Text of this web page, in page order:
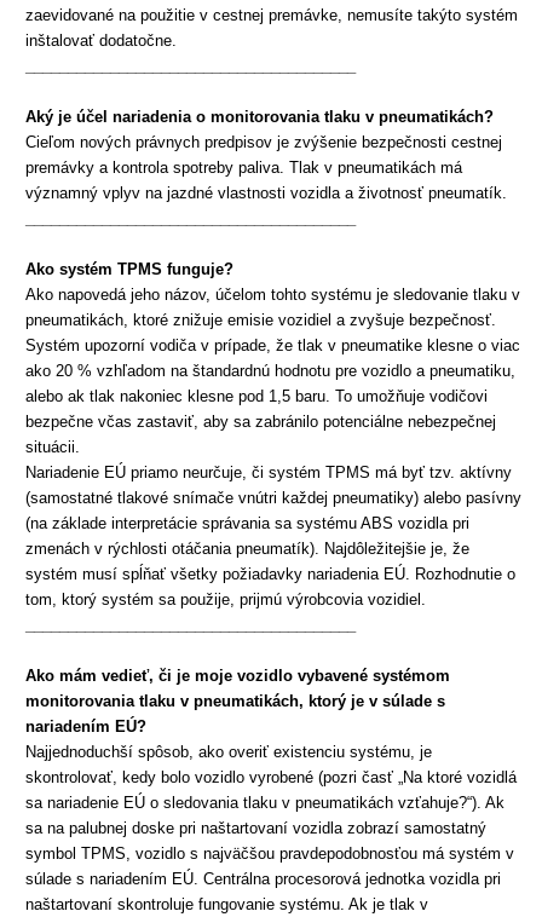
zaevidované na použitie v cestnej premávke, nemusíte takýto systém
inštalovať dodatočne.
Aký je účel nariadenia o monitorovaniatlaku v pneumatikách?
Cieľom nových právnych predpisov je zvýšenie bezpečnosti cestnej
premávky a kontrola spotreby paliva. Tlak v pneumatikách má
významný vplyv na jazdné vlastnosti vozidla a životnosť pneumatík.
Ako systém TPMS funguje?
Ako napovedá jeho názov, účelom tohto systému je sledovanie tlaku v
pneumatikách, ktoré znižuje emisie vozidiel a zvyšuje bezpečnosť.
Systém upozorní vodiča v prípade, že tlak v pneumatike klesne o viac
ako 20 % vzhľadom na štandardnú hodnotu pre vozidlo a pneumatiku,
alebo ak tlak nakoniec klesne pod 1,5 baru. To umožňuje vodičovi
bezpečne včas zastaviť, aby sa zabránilo potenciálne nebezpečnej
situácii.
Nariadenie EÚ priamo neurčuje, či systém TPMS má byť tzv. aktívny
(samostatné tlakové snímače vnútri každej pneumatiky) alebo pasívny
(na základe interpretácie správania sa systému ABS vozidla pri
zmenách v rýchlosti otáčania pneumatík). Najdôležitejšie je, že
systém musí spĺňať všetky požiadavky nariadenia EÚ. Rozhodnutie o
tom, ktorý systém sa použije, prijmú výrobcovia vozidiel.
Ako mám vedieť, či je moje vozidlo vybavené systémom
monitorovania tlaku v pneumatikách, ktorý je v súlade s
nariadením EÚ?
Najjednoduchší spôsob, ako overiť existenciu systému, je
skontrolovať, kedy bolo vozidlo vyrobené (pozri časť „Na ktoré vozidlá
sa nariadenie EÚ o sledovania tlaku v pneumatikách vzťahuje?“). Ak
sa na palubnej doske pri naštartovaní vozidla zobrazí samostatný
symbol TPMS, vozidlo s najväčšou pravdepodobnosťou má systém v
súlade s nariadením EÚ. Centrálna procesorová jednotka vozidla pri
naštartovaní skontroluje fungovanie systému. Ak je tlak v